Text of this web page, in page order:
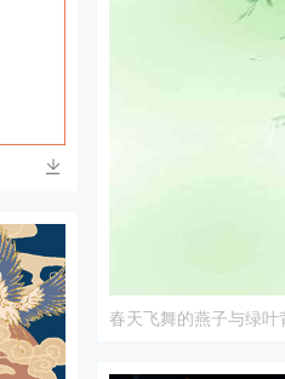
春天飞舞的燕子与绿叶